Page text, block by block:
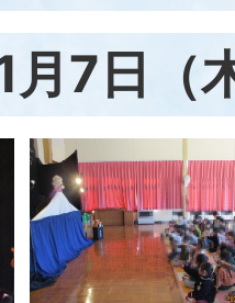
月7日（